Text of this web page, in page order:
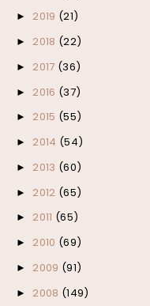
► 2019 (21)
► 2018 (22)
► 2017 (36)
► 2016 (37)
► 2015 (55)
► 2014 (54)
► 2013 (60)
► 2012 (65)
► 2011 (65)
► 2010 (69)
► 2009 (91)
► 2008 (149)